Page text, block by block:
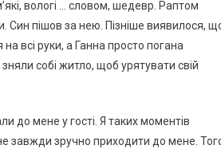
вологі … словом, шедевр. Раптом
Син пішов за нею. Пізніше виявилося,
всі руки, а Ганна просто погана
собі житло, щоб урятувати свій
до мене у гості. Я таких моментів
завжди зручно приходити до мене.